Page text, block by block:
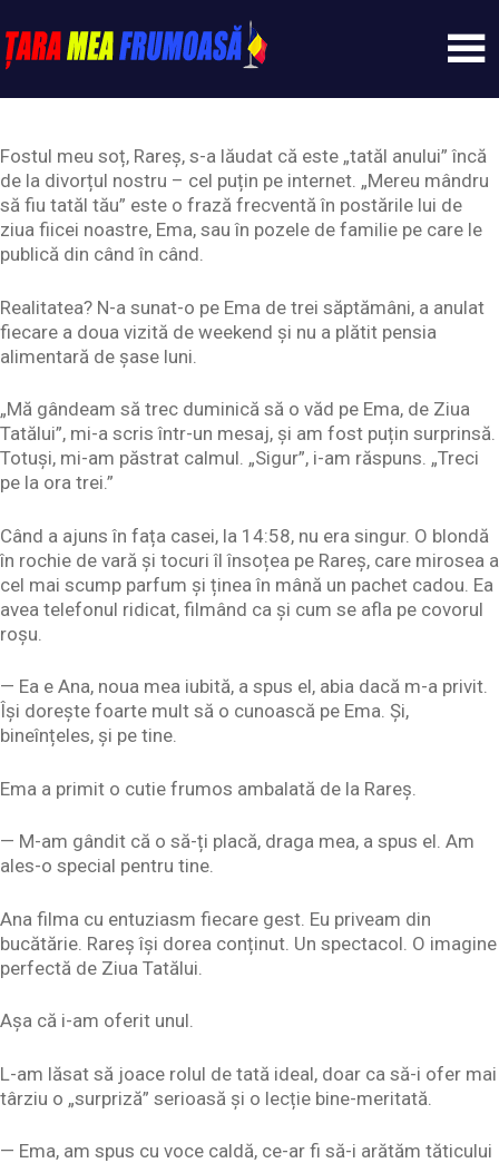
to
content
Tarameafrumoasa
Fostul meu soț, Rareș, s-a lăudat că este „tatăl anului” încă
de la divorțul nostru – cel puțin pe internet. „Mereu mândru
să fiu tatăl tău” este o frază frecventă în postările lui de
ziua fiicei noastre, Ema, sau în pozele de familie pe care le
publică din când în când.
Realitatea? N-a sunat-o pe Ema de trei săptămâni, a anulat
fiecare a doua vizită de weekend și nu a plătit pensia
alimentară de șase luni.
„Mă gândeam să trec duminică să o văd pe Ema, de Ziua
Tatălui”, mi-a scris într-un mesaj, și am fost puțin surprinsă.
Totuși, mi-am păstrat calmul. „Sigur”, i-am răspuns. „Treci
pe la ora trei.”
Când a ajuns în fața casei, la 14:58, nu era singur. O blondă
în rochie de vară și tocuri îl însoțea pe Rareș, care mirosea a
cel mai scump parfum și ținea în mână un pachet cadou. Ea
avea telefonul ridicat, filmând ca și cum se afla pe covorul
roșu.
— Ea e Ana, noua mea iubită, a spus el, abia dacă m-a privit.
Își dorește foarte mult să o cunoască pe Ema. Și,
bineînțeles, și pe tine.
Ema a primit o cutie frumos ambalată de la Rareș.
— M-am gândit că o să-ți placă, draga mea, a spus el. Am
ales-o special pentru tine.
Ana filma cu entuziasm fiecare gest. Eu priveam din
bucătărie. Rareș își dorea conținut. Un spectacol. O imagine
perfectă de Ziua Tatălui.
Așa că i-am oferit unul.
L-am lăsat să joace rolul de tată ideal, doar ca să-i ofer mai
târziu o „surpriză” serioasă și o lecție bine-meritată.
— Ema, am spus cu voce caldă, ce-ar fi să-i arătăm tăticului